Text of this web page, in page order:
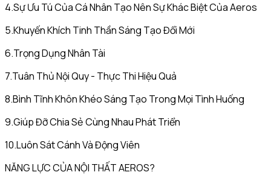
4.Sự Ưu Tú Của Cá Nhân Tạo Nên Sự Khác Biệt Của Aeros
5.Khuyến Khích Tinh Thần Sáng Tạo Đổi Mới
6.Trọng Dụng Nhân Tài
7.Tuân Thủ Nội Quy - Thực Thi Hiệu Quả
8.Bình Tĩnh Khôn Khéo Sáng Tạo Trong Mọi Tình Huống
9.Giúp Đỡ Chia Sẻ Cùng Nhau Phát Triển
10.Luôn Sát Cánh Và Động Viên
NĂNG LỰC CỦA NỘI THẤT AEROS?